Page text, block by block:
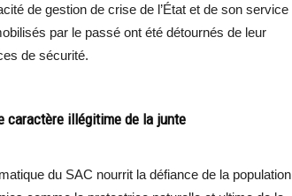
de gestion de crise de l’État et de son service
par le passé ont été détournés de leur
de sécurité.
caractère illégitime de la junte
du SAC nourrit la défiance de la population